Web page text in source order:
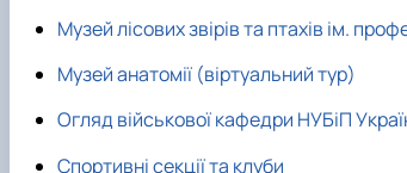
Музей лісових звірів та птахів ім.
Музей анатомії (віртуальний тур)
Огляд військової кафедри НУБіП
Спортивні секції та клуби